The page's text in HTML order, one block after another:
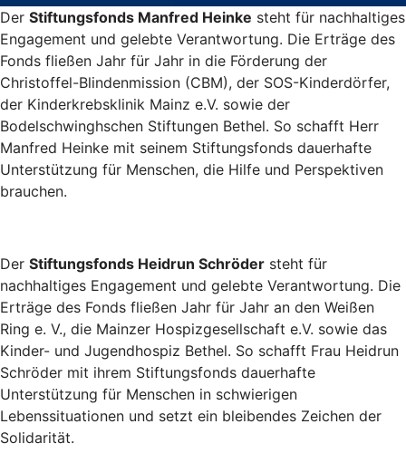
Der Stiftungsfonds Manfred Heinke steht für nachhaltiges
Engagement und gelebte Verantwortung. Die Erträge des
Fonds fließen Jahr für Jahr in die Förderung der
Christoffel-Blindenmission (CBM), der SOS-Kinderdörfer,
der Kinderkrebsklinik Mainz e.V. sowie der
Bodelschwinghschen Stiftungen Bethel. So schafft Herr
Manfred Heinke mit seinem Stiftungsfonds dauerhafte
Unterstützung für Menschen, die Hilfe und Perspektiven
brauchen.
Der Stiftungsfonds Heidrun Schröder steht für
nachhaltiges Engagement und gelebte Verantwortung. Die
Erträge des Fonds fließen Jahr für Jahr an den Weißen
Ring e. V., die Mainzer Hospizgesellschaft e.V. sowie das
Kinder- und Jugendhospiz Bethel. So schafft Frau Heidrun
Schröder mit ihrem Stiftungsfonds dauerhafte
Unterstützung für Menschen in schwierigen
Lebenssituationen und setzt ein bleibendes Zeichen der
Solidarität.